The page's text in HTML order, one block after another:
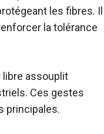
les fibres. Il
la tolérance
libre assouplit
Ces gestes
principales.